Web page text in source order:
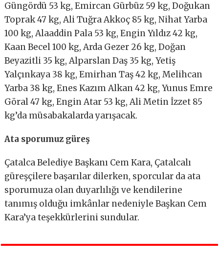
Güngördü 53 kg, Emircan Gürbüz 59 kg, Doğukan
Toprak 47 kg, Ali Tuğra Akkoç 85 kg, Nihat Yarba
100 kg, Alaaddin Pala 53 kg, Engin Yıldız 42 kg,
Kaan Becel 100 kg, Arda Gezer 26 kg, Doğan
Beyazitli 35 kg, Alparslan Daş 35 kg, Yetiş
Yalçınkaya 38 kg, Emirhan Taş 42 kg, Melihcan
Yarba 38 kg, Enes Kazım Alkan 42 kg, Yunus Emre
Göral 47 kg, Engin Atar 53 kg, Ali Metin İzzet 85
kg’da müsabakalarda yarışacak.
Ata sporumuz güreş
Çatalca Belediye Başkanı Cem Kara, Çatalcalı
güreşçilere başarılar dilerken, sporcular da ata
sporumuza olan duyarlılığı ve kendilerine
tanımış olduğu imkânlar nedeniyle Başkan Cem
Kara’ya teşekkürlerini sundular.